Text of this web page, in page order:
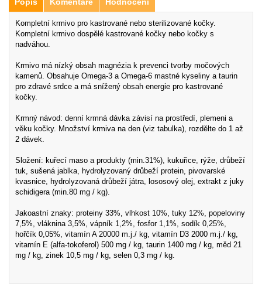
Kompletní krmivo pro kastrované nebo sterilizované kočky.
Kompletní krmivo dospělé kastrované kočky nebo kočky s
nadváhou.
Krmivo má nízký obsah magnézia k prevenci tvorby močových
kamenů. Obsahuje Omega-3 a Omega-6 mastné kyseliny a taurin
pro zdravé srdce a má snížený obsah energie pro kastrované
kočky.
Krmný návod: denní krmná dávka závisí na prostředí, plemeni a
věku kočky. Množství krmiva na den (viz tabulka), rozdělte do 1 až
2 dávek.
Složení: kuřecí maso a produkty (min.31%), kukuřice, rýže, drůbeží
tuk, sušená jablka, hydrolyzovaný drůbeží protein, pivovarské
kvasnice, hydrolyzovaná drůbeží játra, lososový olej, extrakt z juky
schidigera (min.80 mg / kg).
Jakoastní znaky: proteiny 33%, vlhkost 10%, tuky 12%, popeloviny
7,5%, vláknina 3,5%, vápník 1,2%, fosfor 1,1%, sodík 0,25%,
hořčík 0,05%, vitamín A 20000 m.j./ kg, vitamín D3 2000 m.j./ kg,
vitamín E (alfa-tokoferol) 500 mg / kg, taurin 1400 mg / kg, měd 21
mg / kg, zinek 10,5 mg / kg, selen 0,3 mg / kg.